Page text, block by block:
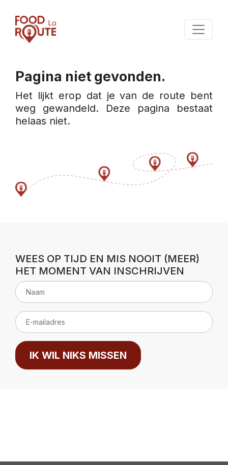
Pagina niet gevonden.
Het lijkt erop dat je van de route bent
weg gewandeld. Deze pagina bestaat
helaas niet.
WEES OP TIJD EN MIS NOOIT (MEER)
HET MOMENT VAN INSCHRIJVEN
IK WIL NIKS MISSEN